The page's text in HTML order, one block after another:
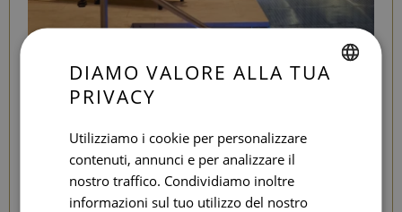
LOVE EXPERIENCE
KEEP CALM & RELAX
massaggio di coppia rilassante in una cabina
doppianella nostra Seventy Spa - Organic e Vegana.
DIAMO VALORE ALLA TUA
PRIVACY
Utilizziamo i cookie per personalizzare
contenuti, annunci e per analizzare il
nostro traffico. Condividiamo inoltre
informazioni sul tuo utilizzo del nostro